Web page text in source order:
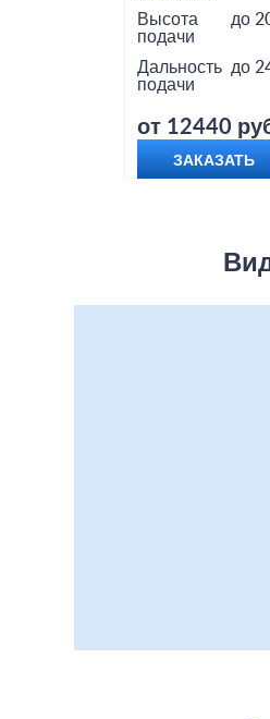
Высота
подачи
до
Дальность
подачи
до
от 12440
ЗАКАЗАТЬ